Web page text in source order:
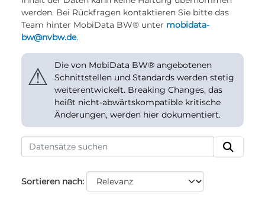
werden. Bei Rückfragen kontaktieren Sie bitte das
Team hinter MobiData BW® unter mobidata-
bw@nvbw.de.
⚠
Die von MobiData BW® angebotenen
Schnittstellen und Standards werden stetig
weiterentwickelt. Breaking Changes, das
heißt nicht-abwärtskompatible kritische
Änderungen, werden hier dokumentiert.
Sortieren nach